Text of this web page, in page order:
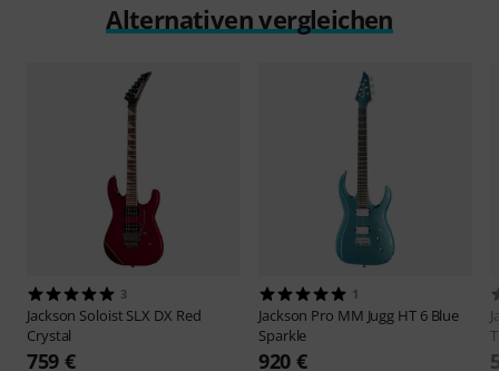
Alternativen vergleichen
3
Jackson Soloist SLX DX Red
Crystal
759 €
1
Jackson Pro MM Jugg HT 6 Blue
Sparkle
920 €